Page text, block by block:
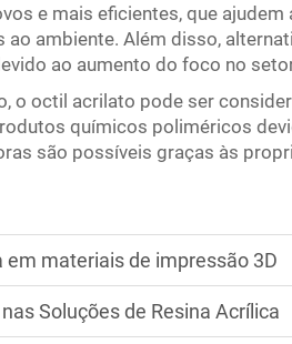
e mais eficientes, que ajudem
ambiente. Além disso,
ao aumento do foco no
o octil acrilato pode ser
químicos poliméricos
são possíveis graças às
em materiais de impressão 3D
Soluções de Resina Acrílica